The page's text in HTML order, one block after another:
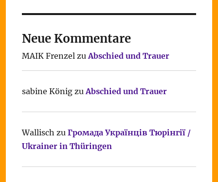
Neue Kommentare
MAIK FrenzelzuAbschied und Trauer
sabine KönigzuAbschied und Trauer
Wallisch zu Громада Українців Тюрінгії /
Ukrainer in Thüringen